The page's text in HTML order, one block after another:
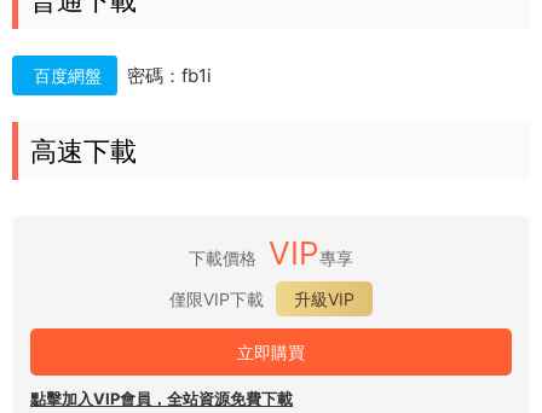
百度網盤 密碼：fb1i
高速下載
下載價格 VIP專享
僅限VIP下載
升級VIP
立即購買
點擊加入VIP會員，全站資源免費下載